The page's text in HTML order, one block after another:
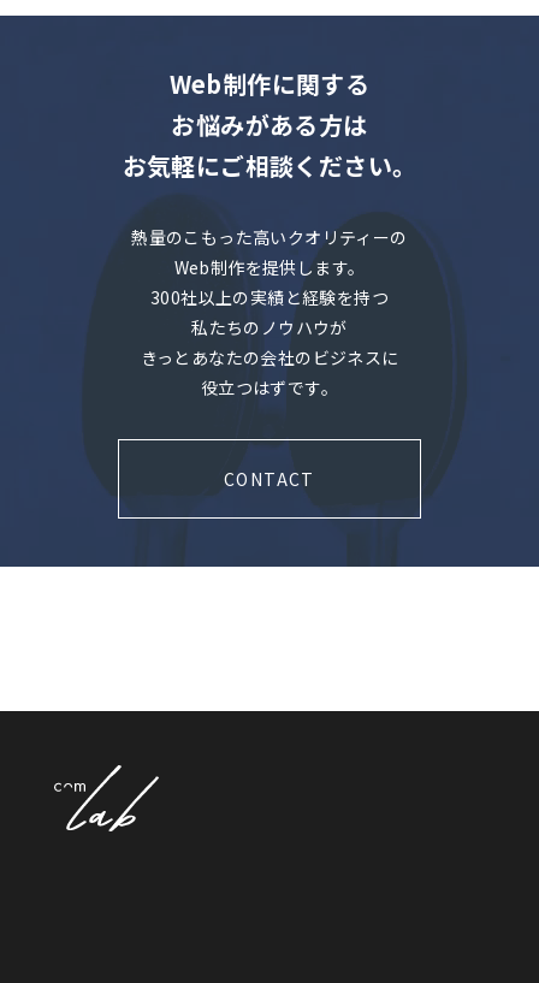
Web制作に関する
お悩みがある方は
お気軽にご相談ください。
熱量のこもった高いクオリティーの
Web制作を提供します。
300社以上の実績と経験を持つ
私たちのノウハウが
きっとあなたの会社のビジネスに
役立つはずです。
CONTACT